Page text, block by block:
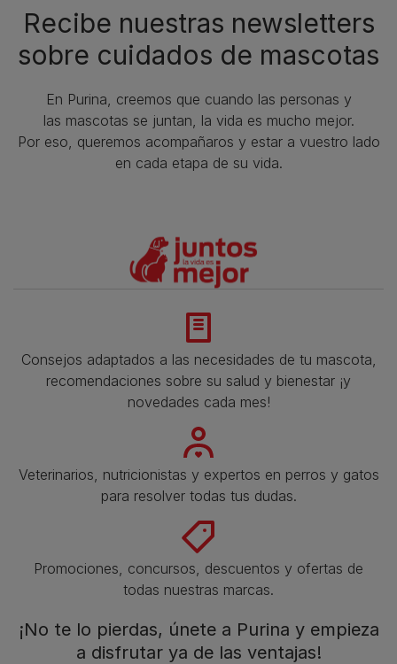
Recibe nuestras newsletters
sobre cuidados de mascotas​
En Purina, creemos que cuando las personas y
las mascotas se juntan, la vida es mucho mejor.
Por eso, queremos acompañaros y estar a vuestro lado
en cada etapa de su vida.​
Consejos adaptados a las necesidades de tu mascota,
recomendaciones sobre su salud y bienestar ¡y
novedades cada mes!
Veterinarios, nutricionistas y expertos en perros y gatos
para resolver todas tus dudas.​
Promociones, concursos, descuentos y ofertas de
todas nuestras marcas.​
¡No te lo pierdas, únete a Purina y empieza
a disfrutar ya de las ventajas!​